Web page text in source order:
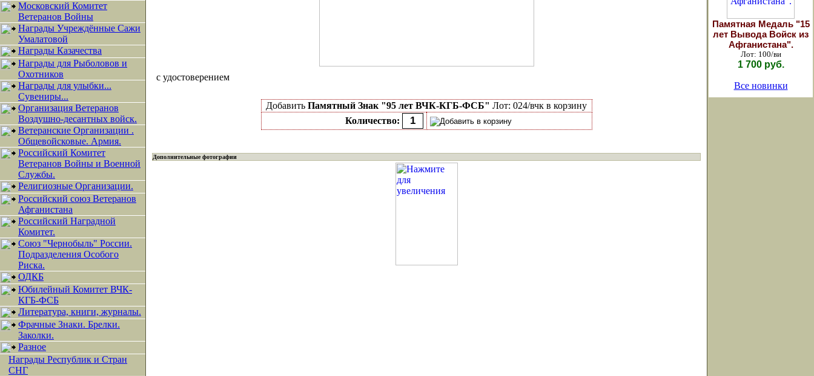
Московский Комитет
Ветеранов Войны
Награды Учреждённые Сажи
Умалатовой
Награды Казачества
Награды для Рыболовов и
Охотников
Награды для улыбки...
Сувениры...
Организация Ветеранов
Воздушно-десантных войск.
Ветеранские Организации .
Общевойсковые. Армия.
Российский Комитет
Ветеранов Войны и Военной
Службы.
Религиозные Организации.
Российский союз Ветеранов
Афганистана
Российский Наградной
Комитет.
Союз "Чернобыль" России.
Подразделения Особого
Риска.
ОДКБ
Юбилейный Комитет ВЧК-
КГБ-ФСБ
Литература, книги, журналы.
Фрачные Знаки. Брелки.
Заколки.
Разное
Награды Республик и Стран
СНГ
с удостоверением
Добавить Памятный Знак "95 лет ВЧК-КГБ-ФСБ" Лот: 024/вчк в корзину
Количество:
Дополнительные фотографии
Памятная Медаль "15
лет Вывода Войск из
Афганистана".
Лот: 100/ви
1 700 руб.
Все новинки